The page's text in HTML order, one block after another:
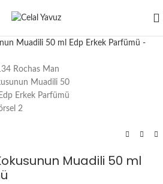
Muadili 50 ml